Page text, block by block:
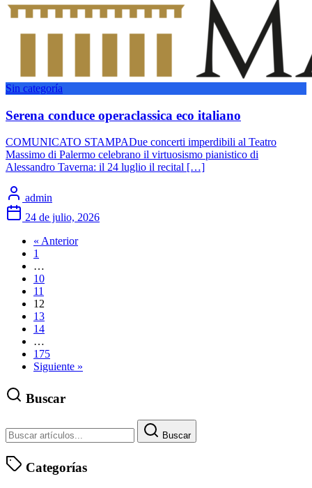
Sin categoría
Serena conduce operaclassica eco italiano
COMUNICATO STAMPADue concerti imperdibili al Teatro
Massimo di Palermo celebrano il virtuosismo pianistico di
Alessandro Taverna: il 24 luglio il recital […]
admin
24 de julio, 2026
« Anterior
1
…
10
11
12
13
14
…
175
Siguiente »
Buscar
Buscar
Categorías